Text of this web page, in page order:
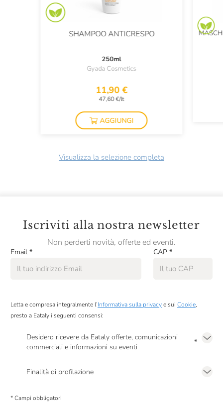
SHAMPOO ANTICRESPO
250ml
Gyada Cosmetics
11,90 €
47,60 €/lt
AGGIUNGI
Visualizza la selezione completa
Iscriviti alla nostra newsletter
Non perderti novità, offerte ed eventi.
Email * CAP *
Letta e compresa integralmente l’Informativa sulla privacye sui Cookie,
presto a Eataly i seguenti consensi:
Desidero ricevere da Eataly offerte, comunicazioni
commerciali e informazioni su eventi
*
Finalità di profilazione
comunicazioni commerciali personalizzate, in caso di consenso prestato ai
* Campi obbligatori